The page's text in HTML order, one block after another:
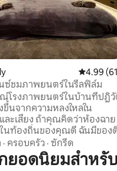
รีวิว
คะแนนเฉ
4.99
ซ์ชมภาพยนตร์ในรีลฟิล์ม
โรงภาพยนตร์ในบ้านที่ปฏิ
ขึ้นจากความหลงใหลใน
ะเสียง ถ้าคุณคิดว่าห้องฉาย
นท้องถิ่นของคุณดี ฉันมีของ
มจริงเต็มรูปแบบ 'อ้างอิง' (ชั้น
เน็ตฟลิกซ์, สปอติฟาย, ยูทูบ,
· ครอบครัว · ซักรีด
ยอดนิยมสำหรั